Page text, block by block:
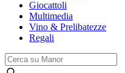
Giocattoli
Multimedia
Vino & Prelibatezze
Regali